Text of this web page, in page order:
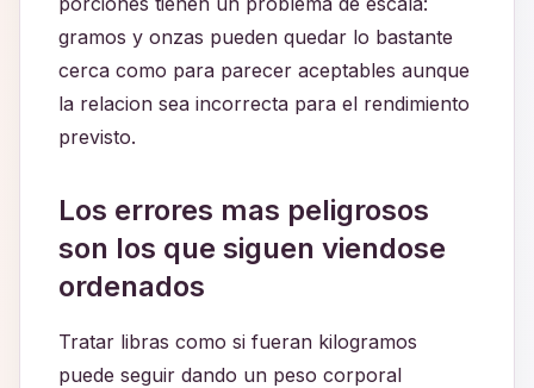
gramos y onzas pueden quedar lo bastante
cerca como para parecer aceptables aunque
la relacion sea incorrecta para el rendimiento
previsto.
Los errores mas peligrosos
son los que siguen viendose
ordenados
Tratar libras como si fueran kilogramos
puede seguir dando un peso corporal